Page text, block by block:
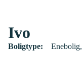
Ivo
Boligtype: Enebolig